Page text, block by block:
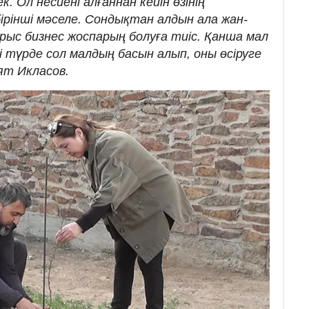
мәселе. Сондықтан алдын ала жан-
бизнес жоспарың болуға тиіс. Қанша мал
сол малдың басын алып, оны өсіруге
Икласов.